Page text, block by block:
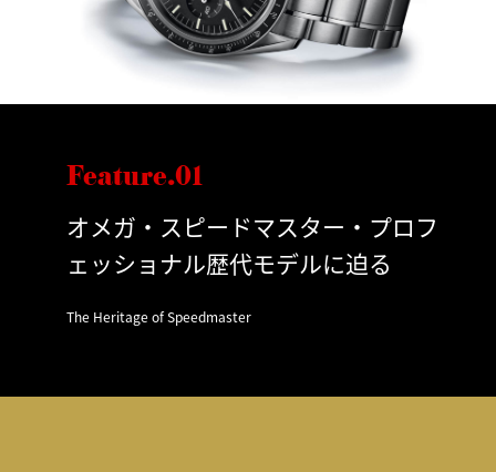
Feature.01
オメガ・スピードマスター・プロフ
ェッショナル歴代モデルに迫る
The Heritage of Speedmaster